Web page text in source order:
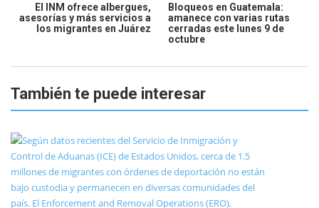
El INM ofrece albergues,
asesorías y más servicios a
los migrantes en Juárez
Bloqueos en Guatemala:
amanece con varias rutas
cerradas este lunes 9 de
octubre
También te puede interesar